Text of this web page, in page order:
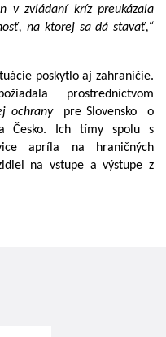
v zvládaní kríz preukázala
na ktorej sa dá stavať,“
poskytlo aj zahraničie.
prostredníctvom
ochranypre Slovensko o
Česko. Ich tímy spolu s
apríla na hraničných
na vstupe a výstupe z